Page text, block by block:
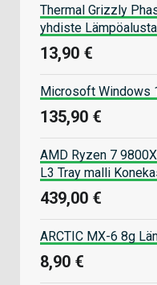
Thermal Grizzly
yhdiste
13,90 €
Microsoft Windows
135,90 €
AMD Ryzen 7
L3 Tray malli
439,00 €
ARCTIC MX-6 8g
8,90 €